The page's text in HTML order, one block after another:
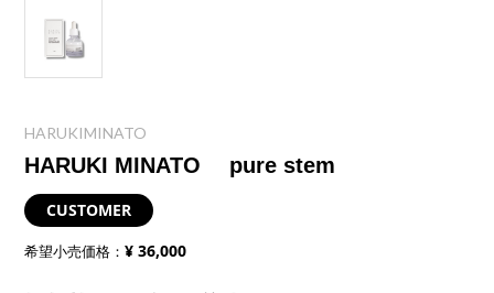
HARUKIMINATO
HARUKI MINATO pure stem
CUSTOMER
希望小売価格：¥ 36,000